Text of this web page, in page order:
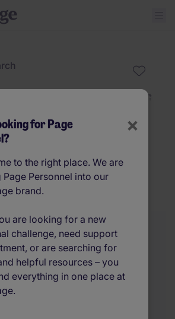
×
for Page
to the right place. We are
Personnel into our
brand.
are looking for a new
challenge, need support
or are searching for
helpful resources – you
everything in one place at
Administratief
- Gent
Summary Similar Jobs
in een dynamische,